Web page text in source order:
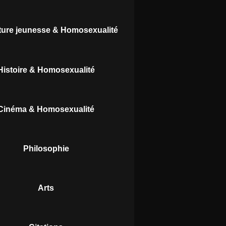
jeunesse & Homosexualité
& Homosexualité
& Homosexualité
Philosophie
Arts